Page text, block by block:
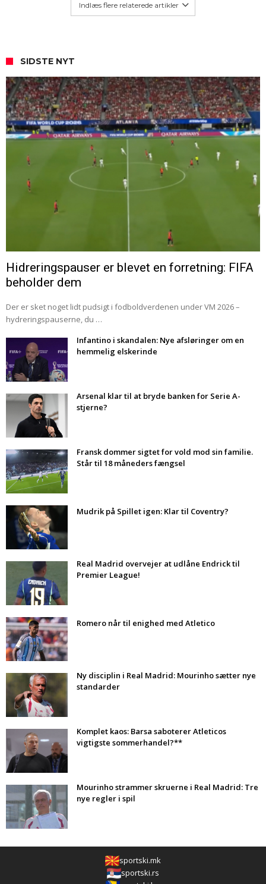
Indlæs flere relaterede artikler
SIDSTE NYT
Hidreringspauser er blevet en forretning: FIFA
beholder dem
Der er sket noget lidt pudsigt i fodboldverdenen under VM 2026 –
hydreringspauserne, du …
Infantino i skandalen: Nye afsløringer om en
hemmelig elskerinde
Arsenal klar til at bryde banken for Serie A-
stjerne?
Fransk dommer sigtet for vold mod sin familie.
Står til 18 måneders fængsel
Mudrik på Spillet igen: Klar til Coventry?
Real Madrid overvejer at udlåne Endrick til
Premier League!
Romero når til enighed med Atletico
Ny disciplin i Real Madrid: Mourinho sætter nye
standarder
Komplet kaos: Barsa saboterer Atleticos
vigtigste sommerhandel?**
Mourinho strammer skruerne i Real Madrid: Tre
nye regler i spil
sportski.mk
sportski.rs